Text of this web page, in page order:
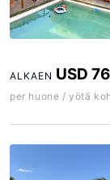
ALKAEN USD 76
per huone / yötä